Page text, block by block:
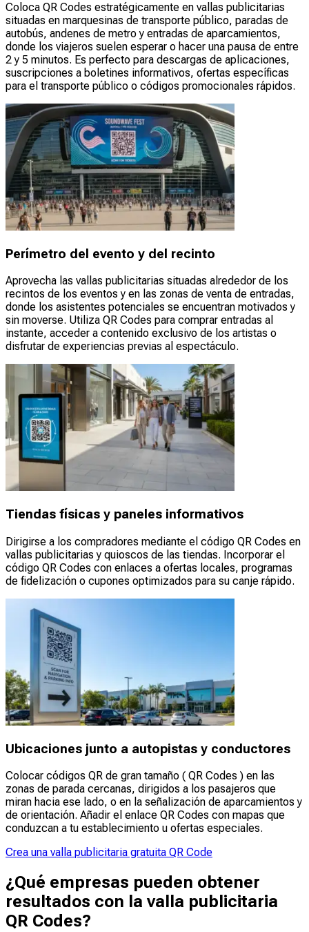
Coloca QR Codes estratégicamente en vallas publicitarias
situadas en marquesinas de transporte público, paradas de
autobús, andenes de metro y entradas de aparcamientos,
donde los viajeros suelen esperar o hacer una pausa de entre
2 y 5 minutos. Es perfecto para descargas de aplicaciones,
suscripciones a boletines informativos, ofertas específicas
para el transporte público o códigos promocionales rápidos.
Perímetro del evento y del recinto
Aprovecha las vallas publicitarias situadas alrededor de los
recintos de los eventos y en las zonas de venta de entradas,
donde los asistentes potenciales se encuentran motivados y
sin moverse. Utiliza QR Codes para comprar entradas al
instante, acceder a contenido exclusivo de los artistas o
disfrutar de experiencias previas al espectáculo.
Tiendas físicas y paneles informativos
Dirigirse a los compradores mediante el código QR Codes en
vallas publicitarias y quioscos de las tiendas. Incorporar el
código QR Codes con enlaces a ofertas locales, programas
de fidelización o cupones optimizados para su canje rápido.
Ubicaciones junto a autopistas y conductores
Colocar códigos QR de gran tamaño ( QR Codes ) en las
zonas de parada cercanas, dirigidos a los pasajeros que
miran hacia ese lado, o en la señalización de aparcamientos y
de orientación. Añadir el enlace QR Codes con mapas que
conduzcan a tu establecimiento u ofertas especiales.
Crea una valla publicitaria gratuita QR Code
¿Qué empresas pueden obtener
resultados con la valla publicitaria
QR Codes?